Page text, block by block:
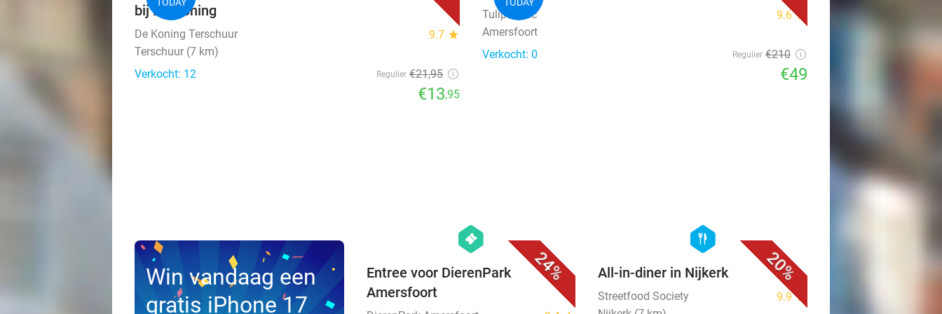
bij De Koning
De Koning Terschuur 9.7 star
Terschuur (7 km)
Verkocht: 12
Regulier €21,95
€13,95
Tulip Clinic 9.6star
Amersfoort
Verkocht: 0
Regulier €210
€49
Win vandaag een
gratis iPhone 17
24%
hexagon
events
Entree voor DierenPark
Amersfoort
20%
hexagon
food
All-in-diner in Nijkerk
Streetfood Society 9.9star